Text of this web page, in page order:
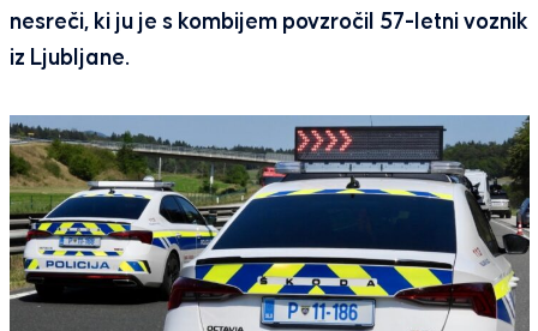
nesreči, ki ju je s kombijem povzročil 57-letni voznik
iz Ljubljane.